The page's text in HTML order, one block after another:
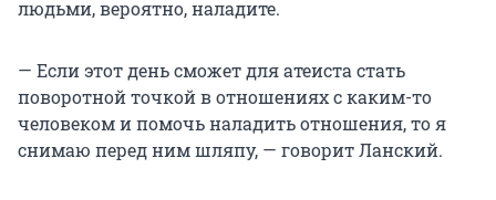
людьми, вероятно, наладите.
— Если этот день сможет для атеиста стать
поворотной точкой в отношениях с каким-то
человеком и помочь наладить отношения, то я
снимаю перед ним шляпу, — говорит Ланский.